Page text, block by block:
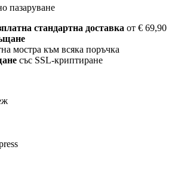
пазаруване
стандартна доставка от € 69,90
мостра към всяка поръчка
със SSL-криптиране